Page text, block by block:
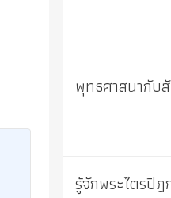
พุทธศาสนากับ
รู้จักพระไตรปิ